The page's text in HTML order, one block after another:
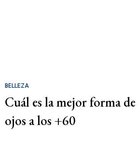
BELLEZA
Cuál es la mejor forma
ojos a los +60